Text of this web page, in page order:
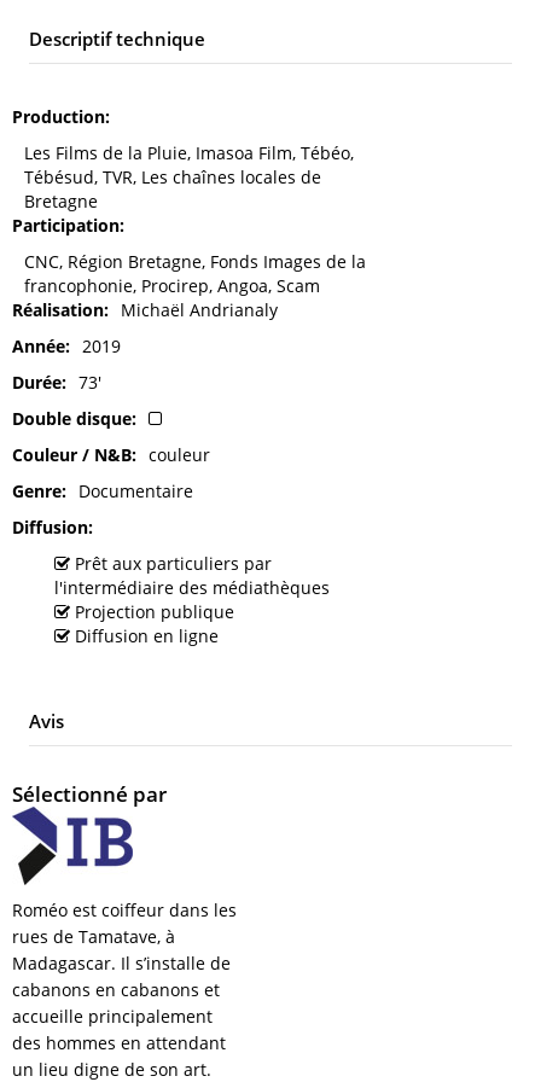
Descriptif technique
Production
Les Films de la Pluie, Imasoa Film, Tébéo,
Tébésud, TVR, Les chaînes locales de
Bretagne
Participation
CNC, Région Bretagne, Fonds Images de la
francophonie, Procirep, Angoa, Scam
Réalisation
Michaël Andrianaly
Année
2019
Durée
73'
Double disque
Couleur / N&B
couleur
Genre
Documentaire
Diffusion
Prêt aux particuliers par
l'intermédiaire des médiathèques
Projection publique
Diffusion en ligne
Avis
Sélectionné par
Roméo est coiffeur dans les
rues de Tamatave, à
Madagascar. Il s’installe de
cabanons en cabanons et
accueille principalement
des hommes en attendant
un lieu digne de son art.